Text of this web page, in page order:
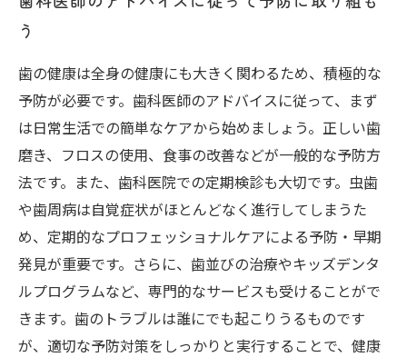
う
歯の健康は全身の健康にも大きく関わるため、積極的な
予防が必要です。歯科医師のアドバイスに従って、まず
は日常生活での簡単なケアから始めましょう。正しい歯
磨き、フロスの使用、食事の改善などが一般的な予防方
法です。また、歯科医院での定期検診も大切です。虫歯
や歯周病は自覚症状がほとんどなく進行してしまうた
め、定期的なプロフェッショナルケアによる予防・早期
発見が重要です。さらに、歯並びの治療やキッズデンタ
ルプログラムなど、専門的なサービスも受けることがで
きます。歯のトラブルは誰にでも起こりうるものです
が、適切な予防対策をしっかりと実行することで、健康